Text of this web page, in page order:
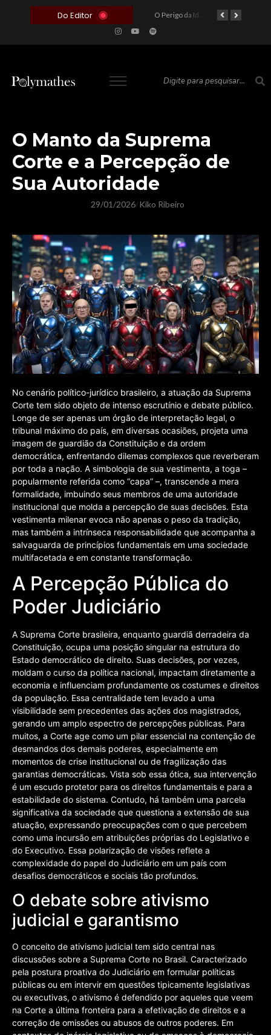
Do Editor
O Voto como Moeda: Clientelismo e o Analfabetismo Funcional Político no Brasil O Perigo da Ideologia Desenfreada na Justiça: Quando a Pauta Política Substitui a Pena Criminal
O Manto da Suprema
Corte e a Percepção de
Sua Autoridade
29/01/2026/ Kiko Ribeiro
No cenário político-jurídico brasileiro, a atuação da Suprema
Corte tem sido objeto de intenso escrutínio e debate público.
Longe de ser apenas um órgão de interpretação legal, o
tribunal máximo do país, em diversas ocasiões, projeta uma
imagem de guardião da Constituição e da ordem
democrática, enfrentando dilemas complexos que reverberam
por toda a nação. A simbologia de sua vestimenta, a toga –
popularmente referida como “capa” –, transcende a mera
formalidade, imbuindo seus membros de uma autoridade
institucional que molda a percepção de suas decisões. Esta
vestimenta milenar evoca não apenas o peso da tradição,
mas também a intrínseca responsabilidade que acompanha a
salvaguarda de princípios fundamentais em uma sociedade
multifacetada e em constante transformação.
A Percepção Pública do
Poder Judiciário
A Suprema Corte brasileira, enquanto guardiã derradeira da
Constituição, ocupa uma posição singular na estrutura do
Estado democrático de direito. Suas decisões, por vezes,
moldam o curso da política nacional, impactam diretamente a
economia e influenciam profundamente os costumes e direitos
da população. Essa centralidade tem levado a uma
visibilidade sem precedentes das ações dos magistrados,
gerando um amplo espectro de percepções públicas. Para
muitos, a Corte age como um pilar essencial na contenção de
desmandos dos demais poderes, especialmente em
momentos de crise institucional ou de fragilização das
garantias democráticas. Vista sob essa ótica, sua intervenção
é um escudo protetor para os direitos fundamentais e para a
estabilidade do sistema. Contudo, há também uma parcela
significativa da sociedade que questiona a extensão de sua
atuação, expressando preocupações com o que percebem
como uma incursão em atribuições próprias do Legislativo e
do Executivo. Essa polarização de visões reflete a
complexidade do papel do Judiciário em um país com
desafios democráticos e sociais tão profundos.
O debate sobre ativismo
judicial e garantismo
O conceito de ativismo judicial tem sido central nas
discussões sobre a Suprema Corte no Brasil. Caracterizado
pela postura proativa do Judiciário em formular políticas
públicas ou em intervir em questões tipicamente legislativas
ou executivas, o ativismo é defendido por aqueles que veem
na Corte a última fronteira para a efetivação de direitos e a
correção de omissões ou abusos de outros poderes. Em